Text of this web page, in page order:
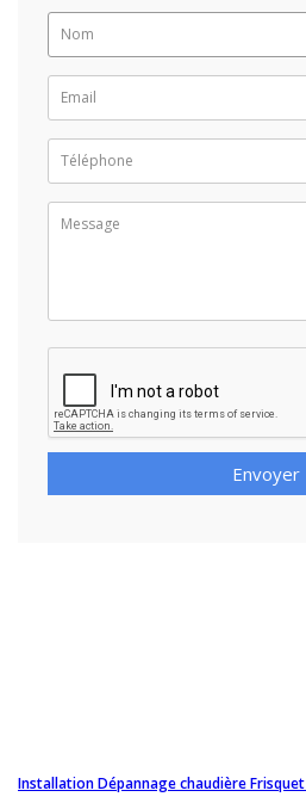
Envoyer
Installation Dépannage chaudière Frisquet